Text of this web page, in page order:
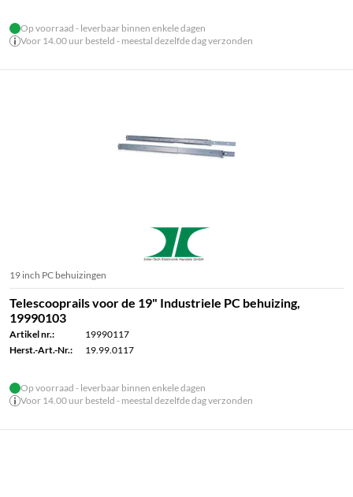
Op voorraad - leverbaar binnen enkele dagen
Voor 14.00 uur besteld - meestal dezelfde dag verzonden
19 inch PC behuizingen
Telescooprails voor de 19" Industriele PC behuizing,
19990103
Artikel nr.:
19990117
Herst.-Art.-Nr.:
19.99.0117
Op voorraad - leverbaar binnen enkele dagen
Voor 14.00 uur besteld - meestal dezelfde dag verzonden